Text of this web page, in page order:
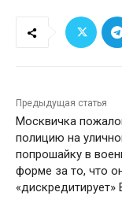
Предыдущая статья
Москвичка
полицию на
попрошайку в
форме за то, что